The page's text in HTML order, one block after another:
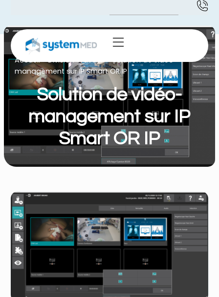
Accueil-Division Travaux-Solution de vidéo-
management sur IP Smart OR IP
Solution de vidéo-
management sur IP
Smart OR IP